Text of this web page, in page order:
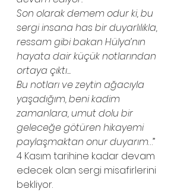
Son olarak demem odur ki, bu
sergi insana has bir duyarlılıkla,
ressam gibi bakan Hülya’nın
hayata dair küçük notlarından
ortaya çıktı...
Bu notları ve zeytin ağacıyla
yaşadığım, beni kadim
zamanlara, umut dolu bir
geleceğe götüren hikayemi
paylaşmaktan onur duyarım…”
4 Kasım tarihine kadar devam
edecek olan sergi misafirlerini
bekliyor.